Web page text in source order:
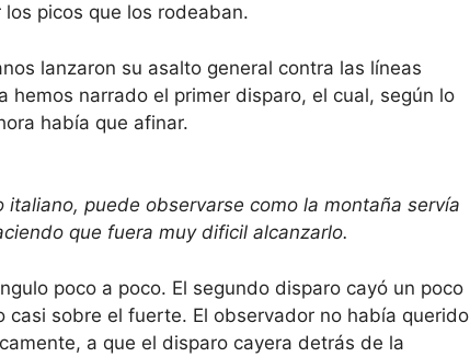
picos que los rodeaban.
lanzaron su asalto general contra las líneas
hemos narrado el primer disparo, el cual, según lo
había que afinar.
puede observarse como la montaña servía
que fuera muy dificil alcanzarlo.
poco a poco. El segundo disparo cayó un poco
sobre el fuerte. El observador no había querido
a que el disparo cayera detrás de la